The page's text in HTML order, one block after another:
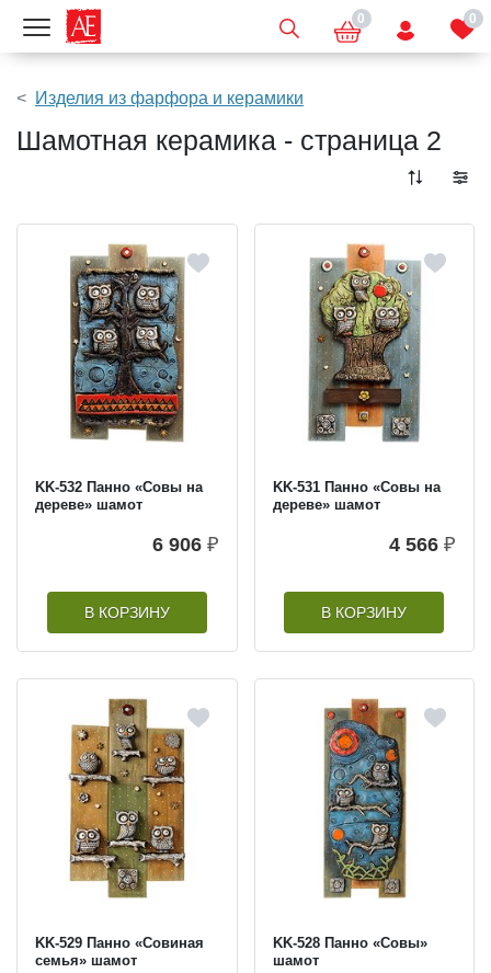
Показать меню 0 0
Изделия из фарфора и керамики
Шамотная керамика - страница 2
KK-532 Панно «Совы на
дереве» шамот
6 906 ₽
В КОРЗИНУ
KK-531 Панно «Совы на
дереве» шамот
4 566 ₽
В КОРЗИНУ
KK-529 Панно «Совиная
семья» шамот
KK-528 Панно «Совы»
шамот